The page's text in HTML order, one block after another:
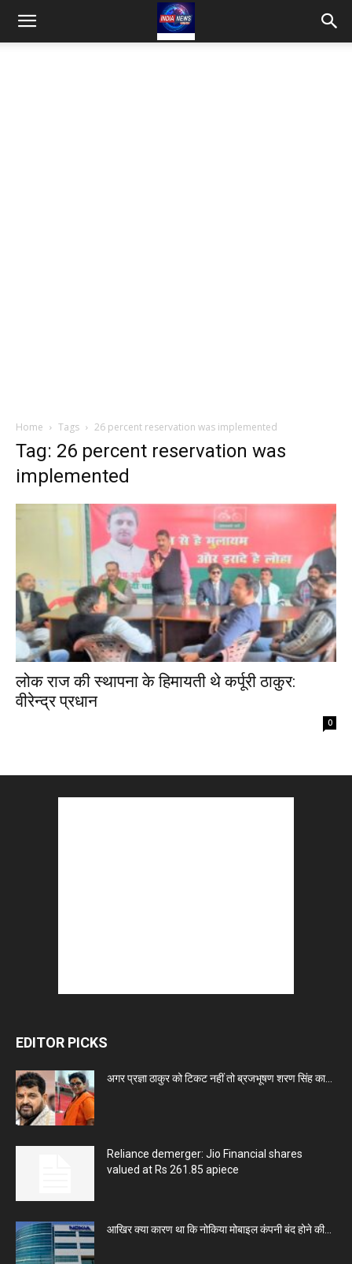
Home Tags 26 percent reservation was implemented
Tag: 26 percent reservation was
implemented
लोक राज की स्थापना के हिमायती थे कर्पूरी ठाकुर:
वीरेन्द्र प्रधान
0
EDITOR PICKS
अगर प्रज्ञा ठाकुर को टिकट नहीं तो ब्रजभूषण शरण सिंह का...
Reliance demerger: Jio Financial shares
valued at Rs 261.85 apiece
आखिर क्या कारण था कि नोकिया मोबाइल कंपनी बंद होने की...